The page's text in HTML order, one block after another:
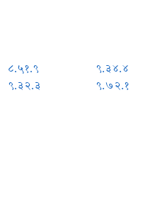
८.५१.९
९.३२.३
९.३४.४
९.७२.१